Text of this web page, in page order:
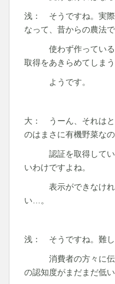
浅： そうですね。実際
なって、昔からの農法
使わず作っているに
取得をあきらめてしま
ようです。
大： うーん、それはと
のはまさに有機野菜なの
認証を取得していな
いわけですよね。
表示ができなければ
い…。
浅： そうですね。難し
消費者の方々に伝わ
の認知度がまだまだ低